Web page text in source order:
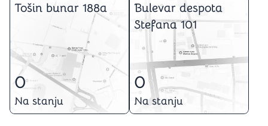
Tošin bunar 188a
0
Na stanju
Bulevar despota
Stefana 101
0
Na stanju